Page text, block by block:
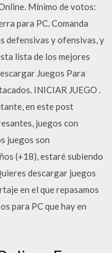
Mínimo de votos:
para PC. Comanda
defensivas y ofensivas, y
lista de los mejores
Juegos Para
INICIAR JUEGO .
en este post
juegos con
juegos son
(+18), estaré subiendo
descargar juegos
en el que repasamos
para PC que hay en